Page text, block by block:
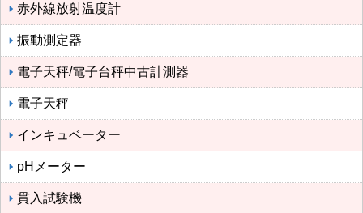
赤外線放射温度計
振動測定器
電子天秤/電子台秤中古計測器
電子天秤
インキュベーター
pHメーター
貫入試験機